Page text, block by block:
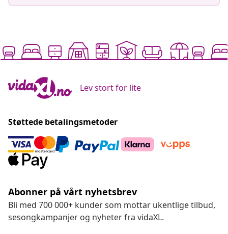
Lev stort for lite
Støttede betalingsmetoder
Abonner på vårt nyhetsbrev
Bli med 700 000+ kunder som mottar ukentlige tilbud,
sesongkampanjer og nyheter fra vidaXL.